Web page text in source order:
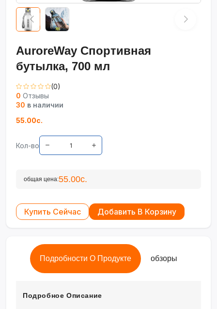
AuroreWay Спортивная
бутылка, 700 мл
(0)
0 Отзывы
30 в наличии
55.00с.
Кол-во
общая цена:55.00с.
Купить Сейчас Добавить В Корзину
Подробности О Продукте обзоры
Подробное Описание